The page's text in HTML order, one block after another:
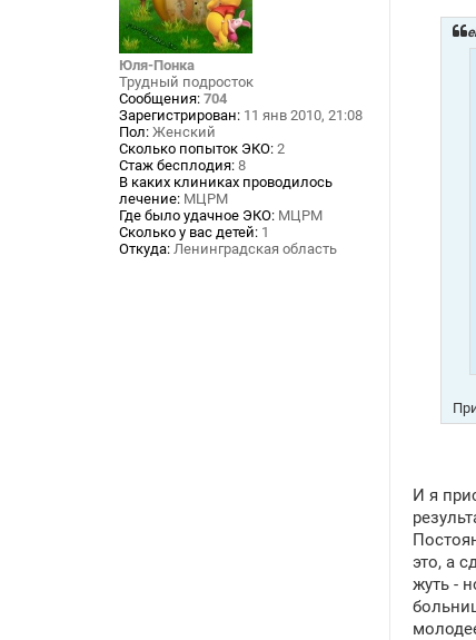
Юля-Понка
Трудный подросток
Сообщения: 704
Зарегистрирован: 11 янв 2010, 21:08
Пол: Женский
Сколько попыток ЭКО: 2
Стаж бесплодия: 8
В каких клиниках проводилось
лечение: МЦРМ
Где было удачное ЭКО: МЦРМ
Сколько у вас детей: 1
Откуда: Ленинградская область
И я
это, а
жуть -